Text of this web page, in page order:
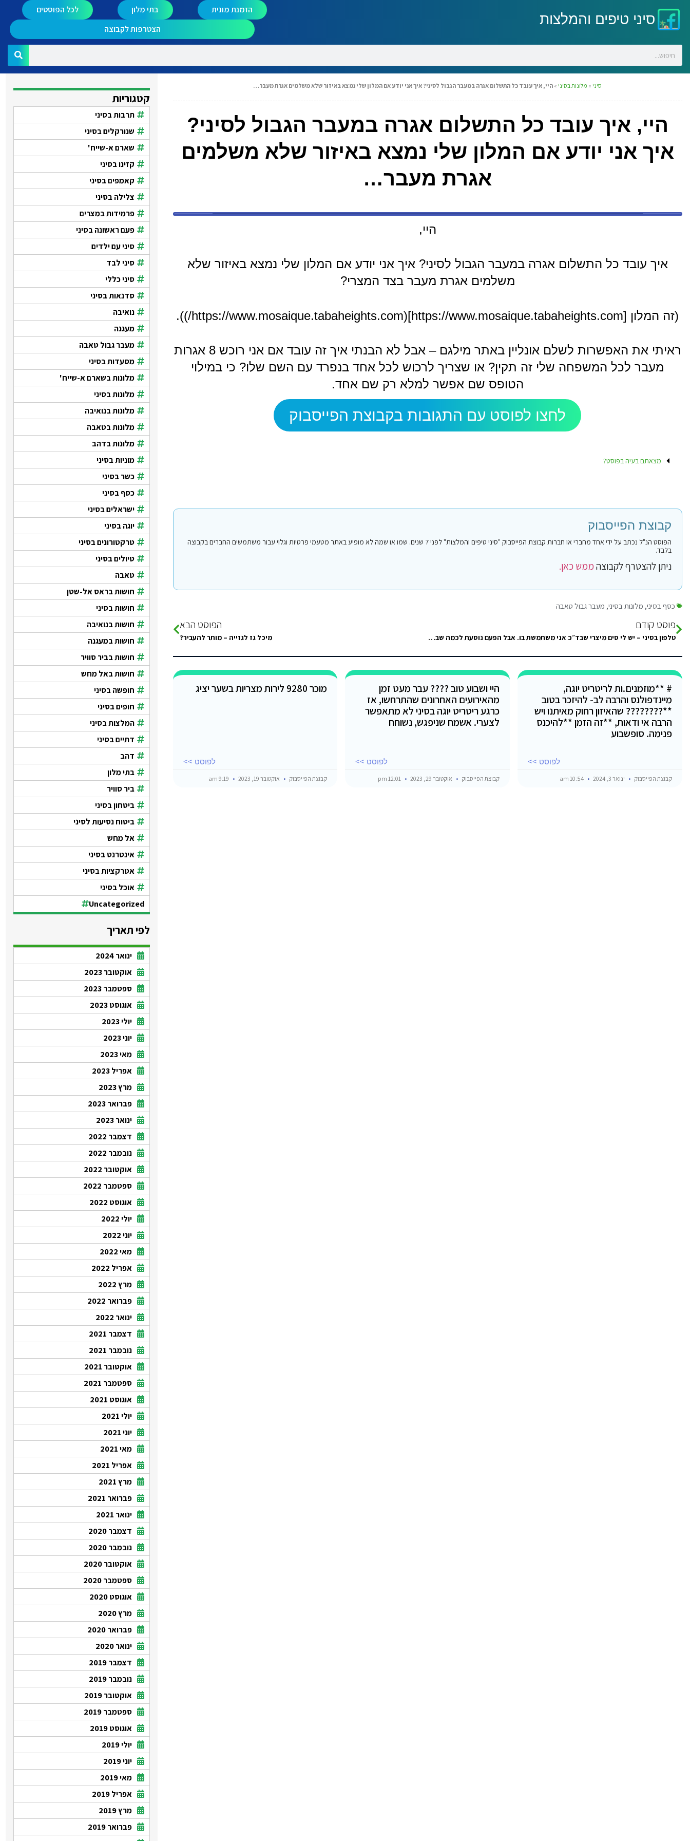
סיני טיפים והמלצות
הזמנת מונית בתי מלון
לכל הפוסטים
הצטרפות לקבוצה
סיני » מלונות בסיני » היי, איך עובד כל התשלום אגרה במעבר הגבול לסיני? איך אני יודע אם המלון שלי נמצא באיזור שלא משלמים אגרת מעבר…
היי, איך עובד כל התשלום אגרה במעבר הגבול לסיני?
איך אני יודע אם המלון שלי נמצא באיזור שלא משלמים
אגרת מעבר…
היי,
איך עובד כל התשלום אגרה במעבר הגבול לסיני? איך אני יודע אם המלון שלי נמצא באיזור שלא
משלמים אגרת מעבר בצד המצרי?
(זה המלון [https://www.mosaique.tabaheights.com](https://www.mosaique.tabaheights.com/)).
ראיתי את האפשרות לשלם אונליין באתר מילגם – אבל לא הבנתי איך זה עובד אם אני רוכש 8 אגרות
מעבר לכל המשפחה שלי זה תקין? או שצריך לרכוש לכל אחד בנפרד עם השם שלו? כי במילוי
הטופס שם אפשר למלא רק שם אחד.
לחצו לפוסט עם התגובות בקבוצת הפייסבוק
מצאתם בעיה בפוסט?
קבוצת הפייסבוק
הפוסט הנ"ל נכתב על ידי אחד מחברי או חברות קבוצת הפייסבוק "סיני טיפים והמלצות" לפני 7 שנים. שמו או שמה לא מופיע באתר מטעמי פרטיות וגלוי עבור משתמשים החברים בקבוצה
בלבד.
ניתן להצטרף לקבוצהממש כאן.
כסף בסיני, מלונות בסיני, מעבר גבול טאבה
פוסט קודם
טלפון בסיני – יש לי סים מיצרי שבד״כ אני משתמשת בו. אבל הפעם נוסעת לכמה שבועות טובים וחשוב לי שיוכלו…
הפוסט הבא
מיכל גז לגזייה – מותר להעביר?
# **מוזמנים.ות לריטריט יוגה,
מיינדפולנס והרבה לב- להיזכר בטוב
**???????? שהאיזון רחוק מאיתנו ויש
הרבה אי ודאות, **זה הזמן **להיכנס
פנימה. סופשבוע
לפוסט >>
קבוצת הפייסבוק ינואר 3, 2024
היי ושבוע טוב ???? עבר מעט זמן
מהאירועים האחרונים שהתרחשו, אז
כרגע ריטריט יוגה בסיני לא מתאפשר
לצערי. אשמח שניפגש, נשוחח
לפוסט >>
קבוצת הפייסבוק אוקטובר 29, 2023
מוכר 9280 לירות מצריות בשער יציג
לפוסט >>
קבוצת הפייסבוק אוקטובר 19, 2023
קטגוריות
תרבות בסיני
שנורקלים בסיני
שארם א-שייח'
קזינו בסיני
קאמפים בסיני
צלילה בסיני
פרמידות במצרים
פעם ראשונה בסיני
סיני עם ילדים
סיני לבד
סיני כללי
סדנאות בסיני
נואיבה
מעגנה
מעבר גבול טאבה
מסעדות בסיני
מלונות בשארם א-שייח'
מלונות בסיני
מלונות בנואיבה
מלונות בטאבה
מלונות בדהב
מוניות בסיני
כשר בסיני
כסף בסיני
ישראלים בסיני
יוגה בסיני
טרקטורונים בסיני
טיולים בסיני
טאבה
חושות בראס אל-שטן
חושות בסיני
חושות בנואיבה
חושות במעגנה
חושות בביר סוויר
חושות באל מחש
חופשה בסיני
חופים בסיני
המלצות בסיני
דתיים בסיני
דהב
בתי מלון
ביר סוויר
ביטחון בסיני
ביטוח נסיעות לסיני
אל מחש
אינטרנט בסיני
אטרקציות בסיני
אוכל בסיני
Uncategorized
לפי תאריך
ינואר 2024
אוקטובר 2023
ספטמבר 2023
אוגוסט 2023
יולי 2023
יוני 2023
מאי 2023
אפריל 2023
מרץ 2023
פברואר 2023
ינואר 2023
דצמבר 2022
נובמבר 2022
אוקטובר 2022
ספטמבר 2022
אוגוסט 2022
יולי 2022
יוני 2022
מאי 2022
אפריל 2022
מרץ 2022
פברואר 2022
ינואר 2022
דצמבר 2021
נובמבר 2021
אוקטובר 2021
ספטמבר 2021
אוגוסט 2021
יולי 2021
יוני 2021
מאי 2021
אפריל 2021
מרץ 2021
פברואר 2021
ינואר 2021
דצמבר 2020
נובמבר 2020
אוקטובר 2020
ספטמבר 2020
אוגוסט 2020
מרץ 2020
פברואר 2020
ינואר 2020
דצמבר 2019
נובמבר 2019
אוקטובר 2019
ספטמבר 2019
אוגוסט 2019
יולי 2019
יוני 2019
מאי 2019
אפריל 2019
מרץ 2019
פברואר 2019